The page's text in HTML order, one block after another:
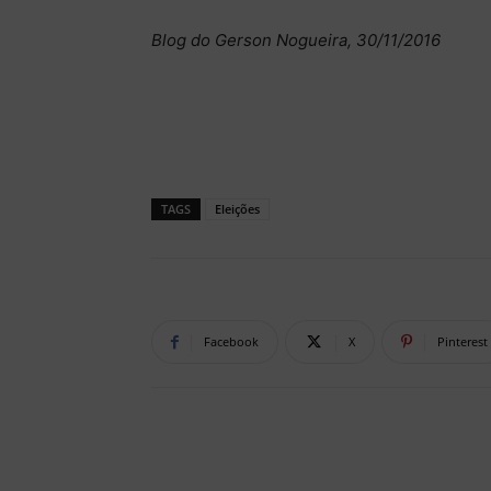
Blog do Gerson Nogueira, 30/11/2016
TAGS Eleições
Facebook X Pinterest